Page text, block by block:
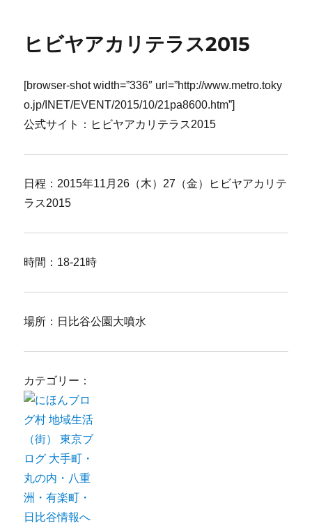
ヒビヤアカリテラス2015
[browser-shot width=”336″ url=”http://www.metro.toky
o.jp/INET/EVENT/2015/10/21pa8600.htm”]
公式サイト：ヒビヤアカリテラス2015
日程：2015年11月26（木）27（金）ヒビヤアカリテ
ラス2015
時間：18-21時
場所：日比谷公園大噴水
カテゴリー：